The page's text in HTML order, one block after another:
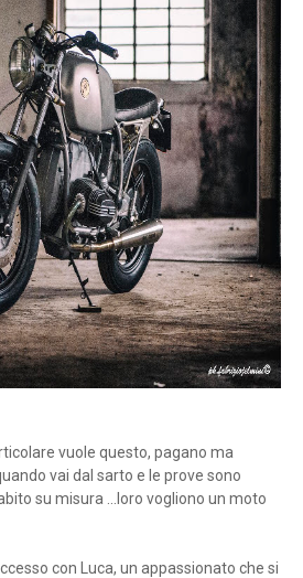
vuole questo, pagano ma
vai dal sarto e le prove sono
su misura ...loro vogliono un moto
con Luca, un appassionato che si